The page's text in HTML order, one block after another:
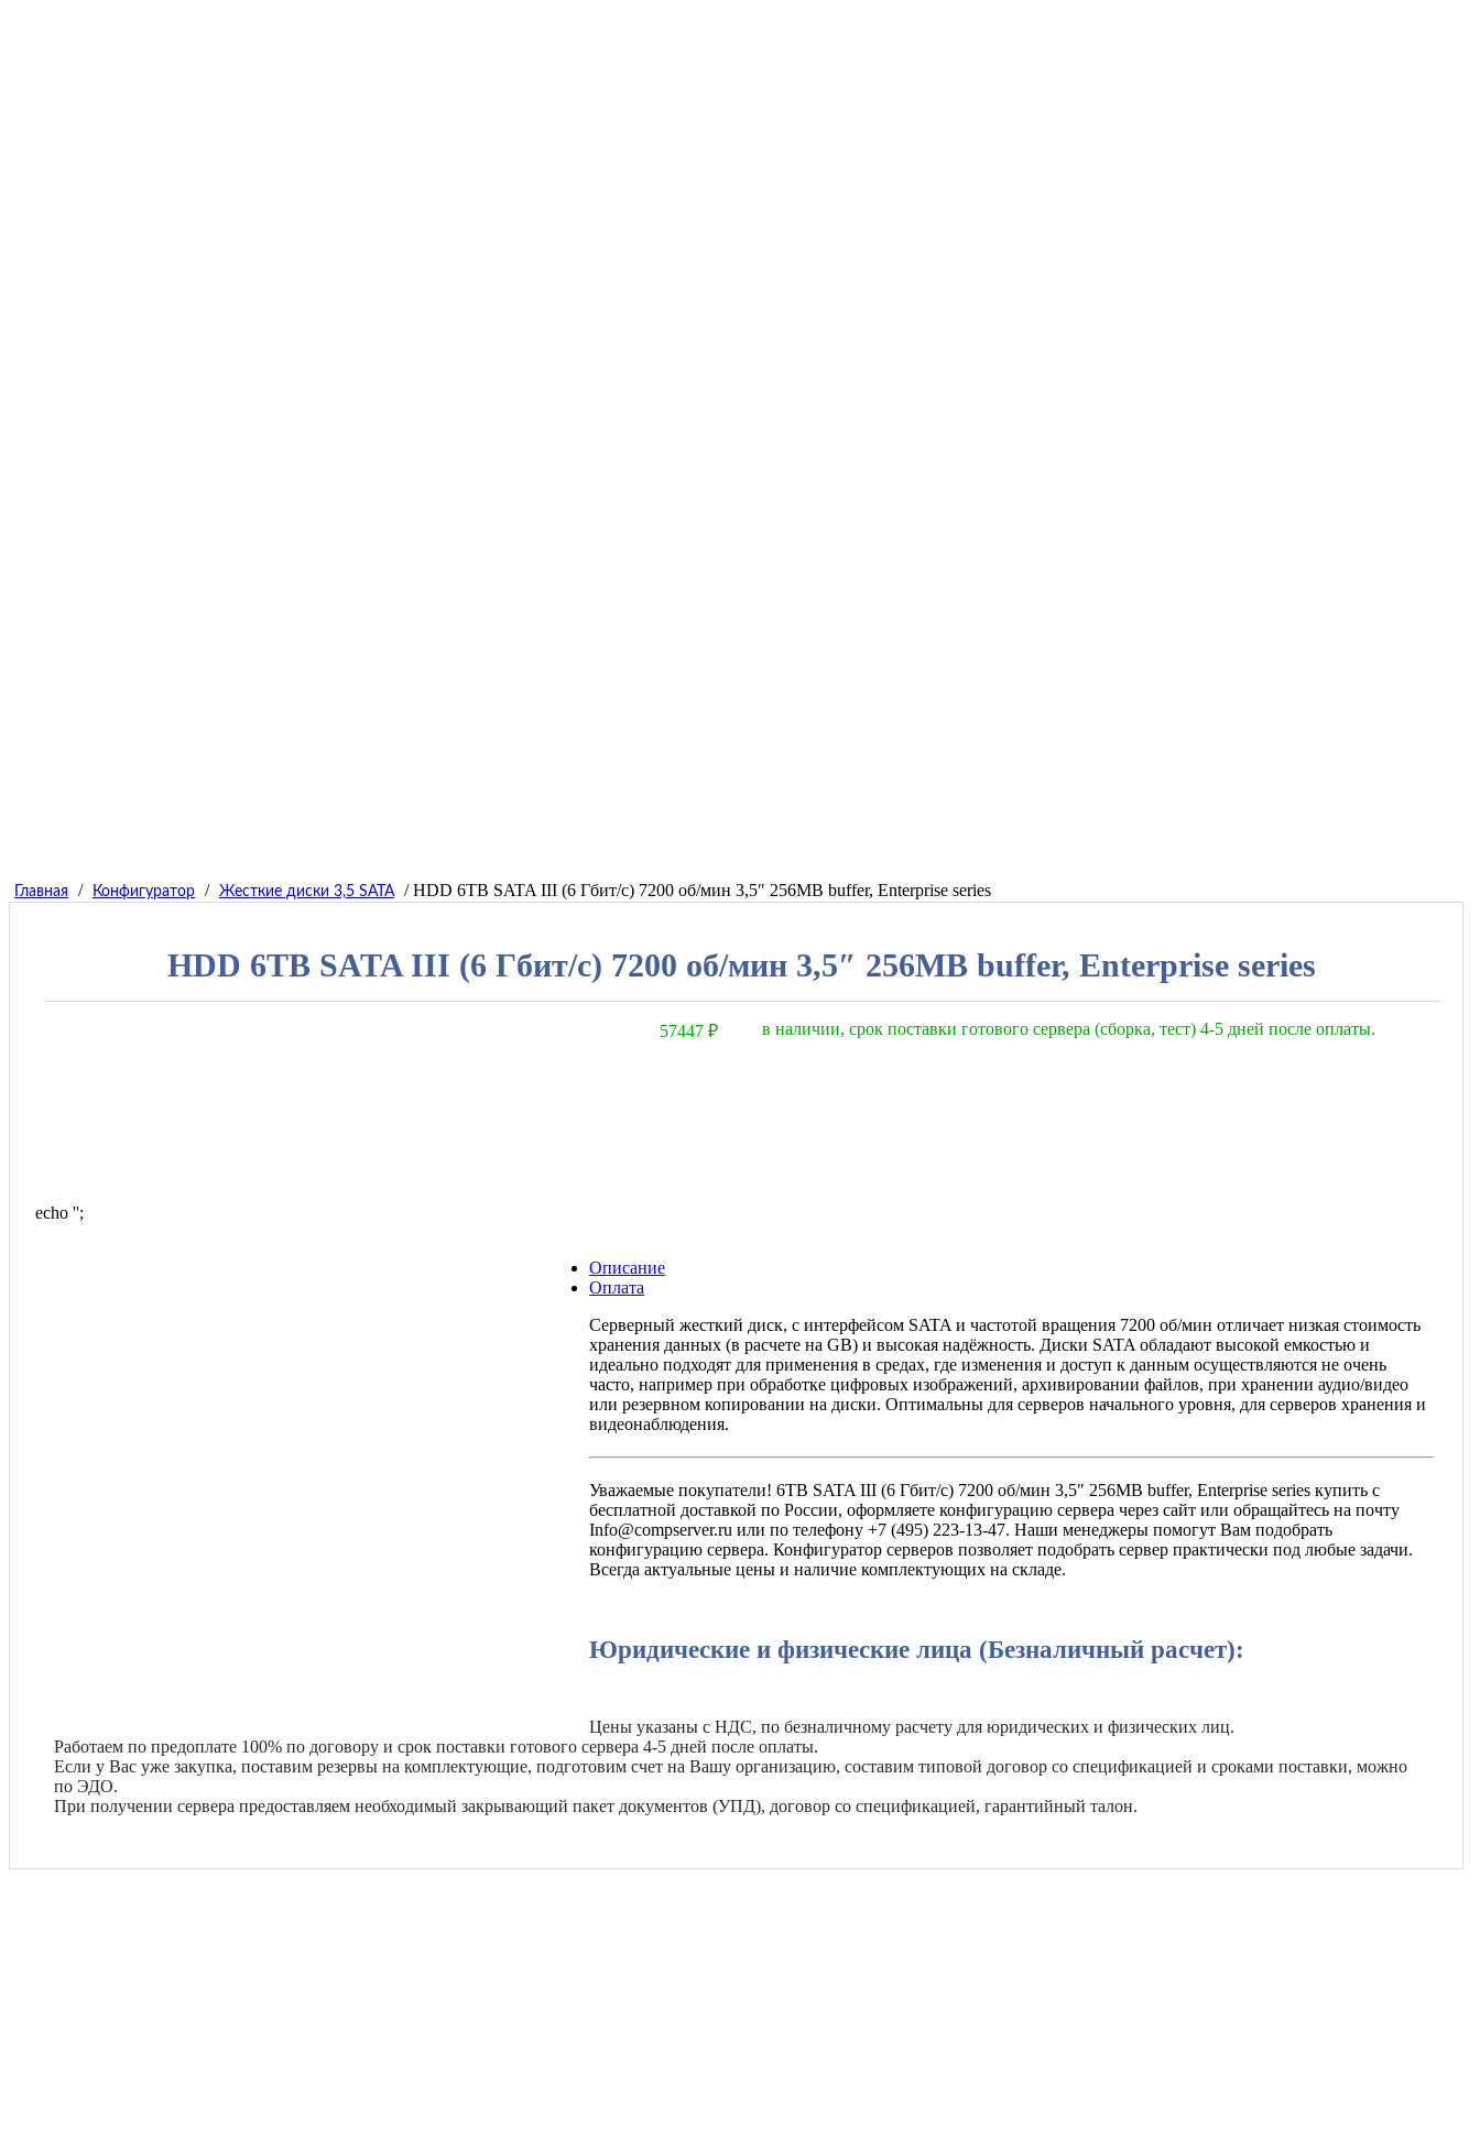
Главная / Конфигуратор / Жесткие диски 3,5 SATA / HDD 6TB SATA III (6 Гбит/с) 7200 об/мин 3,5″ 256MB buffer, Enterprise series
HDD 6TB SATA III (6 Гбит/с) 7200 об/мин 3,5″ 256MB buffer, Enterprise series
57447 ₽ в наличии, срок поставки готового сервера (сборка, тест) 4-5 дней после оплаты.
echo '';
Описание
Оплата
Серверный жесткий диск, с интерфейсом SATA и частотой вращения 7200 об/мин отличает низкая стоимость
хранения данных (в расчете на GB) и высокая надёжность. Диски SATA обладают высокой емкостью и
идеально подходят для применения в средах, где изменения и доступ к данным осуществляются не очень
часто, например при обработке цифровых изображений, архивировании файлов, при хранении аудио/видео
или резервном копировании на диски. Оптимальны для серверов начального уровня, для серверов хранения и
видеонаблюдения.
Уважаемые покупатели! 6TB SATA III (6 Гбит/с) 7200 об/мин 3,5" 256MB buffer, Enterprise series купить с
бесплатной доставкой по России, оформляете конфигурацию сервера через сайт или обращайтесь на почту
Info@compserver.ru или по телефону +7 (495) 223-13-47. Наши менеджеры помогут Вам подобрать
конфигурацию сервера. Конфигуратор серверов позволяет подобрать сервер практически под любые задачи.
Всегда актуальные цены и наличие комплектующих на складе.
Юридические и физические лица (Безналичный расчет):
Цены указаны с НДС, по безналичному расчету для юридических и физических лиц.
Работаем по предоплате 100% по договору и срок поставки готового сервера 4-5 дней после оплаты.
Если у Вас уже закупка, поставим резервы на комплектующие, подготовим счет на Вашу организацию, составим типовой договор со спецификацией и сроками поставки, можно
по ЭДО.
При получении сервера предоставляем необходимый закрывающий пакет документов (УПД), договор со спецификацией, гарантийный талон.